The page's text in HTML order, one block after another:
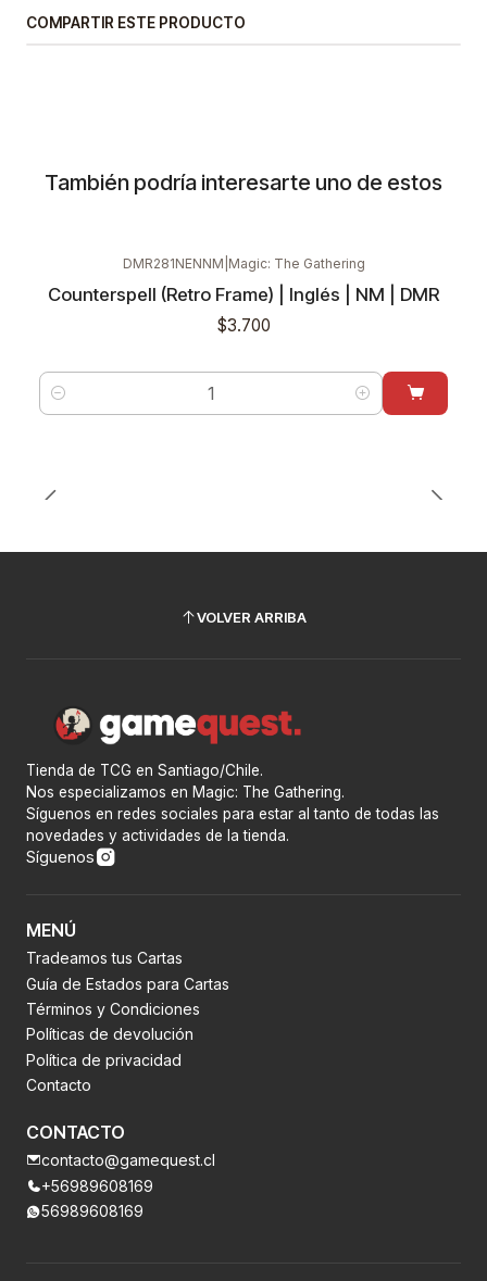
COMPARTIR ESTE PRODUCTO
También podría interesarte uno de estos
DMR281NENNM Magic: The Gathering
Counterspell (Retro Frame) | Inglés | NM | DMR
$3.700
Cantidad
VOLVER ARRIBA
Tienda de TCG en Santiago/Chile.
Nos especializamos en Magic: The Gathering.
Síguenos en redes sociales para estar al tanto de todas las
novedades y actividades de la tienda.
Síguenos
MENÚ
Tradeamos tus Cartas
Guía de Estados para Cartas
Términos y Condiciones
Políticas de devolución
Política de privacidad
Contacto
CONTACTO
contacto@gamequest.cl
+56989608169
56989608169